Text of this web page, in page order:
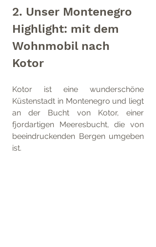
2. Unser Montenegro
Highlight: mit dem
Wohnmobil nach
Kotor
Kotor ist eine wunderschöne
Küstenstadt in Montenegro und liegt
an der Bucht von Kotor, einer
fjordartigen Meeresbucht, die von
beeindruckenden Bergen umgeben
ist.